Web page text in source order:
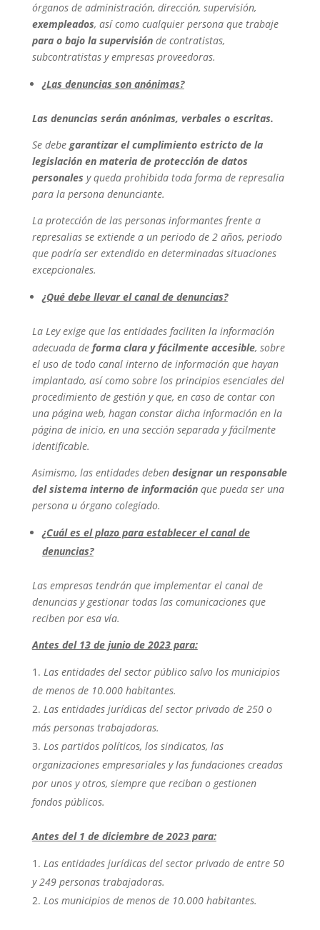
órganos de administración, dirección, supervisión,
exempleados, así como cualquier persona que trabaje
para o bajo la supervisiónde contratistas,
subcontratistas y empresas proveedoras.
¿Las denuncias son anónimas?
Las denuncias serán anónimas, verbales o escritas.
Se debe garantizar el cumplimiento estricto de la
legislación en materia de protección de datos
personales y queda prohibida toda forma de represalia
para la persona denunciante.
La protección de las personas informantes frente a
represalias se extiende a un periodo de 2 años, periodo
que podría ser extendido en determinadas situaciones
excepcionales.
¿Qué debe llevar el canal de denuncias?
La Ley exige que las entidades faciliten la información
adecuada de forma clara y fácilmente accesible, sobre
el uso de todo canal interno de información que hayan
implantado, así como sobre los principios esenciales del
procedimiento de gestión y que, en caso de contar con
una página web, hagan constar dicha información en la
página de inicio, en una sección separada y fácilmente
identificable.
Asimismo, las entidades deben designar un responsable
del sistema interno de informaciónque pueda ser una
persona u órgano colegiado.
¿Cuál es el plazo para establecer el canal de
denuncias?
Las empresas tendrán que implementar el canal de
denuncias y gestionar todas las comunicaciones que
reciben por esa vía.
Antes del 13 de junio de 2023 para:
Las entidades del sector público salvo los municipios
de menos de 10.000 habitantes.
Las entidades jurídicas del sector privado de 250 o
más personas trabajadoras.
Los partidos políticos, los sindicatos, las
organizaciones empresariales y las fundaciones creadas
por unos y otros, siempre que reciban o gestionen
fondos públicos.
Antes del 1 de diciembre de 2023 para:
Las entidades jurídicas del sector privado de entre 50
y 249 personas trabajadoras.
Los municipios de menos de 10.000 habitantes.